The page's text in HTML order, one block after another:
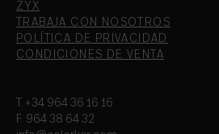
ZYX
TRABAJA CON NOSOTROS
POLÍTICA DE PRIVACIDAD
CONDICIONES DE VENTA
T.+34 964 36 16 16
F. 964 38 64 32